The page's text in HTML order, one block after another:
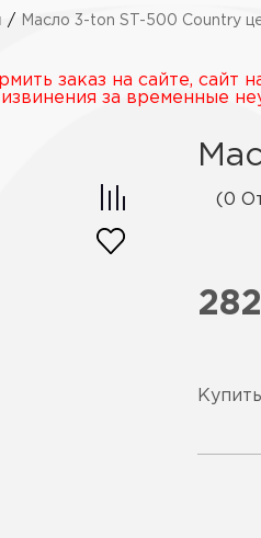
/ Масло 3-ton ST-500 Country
заказ на сайте, сайт
извинения за временные
(0